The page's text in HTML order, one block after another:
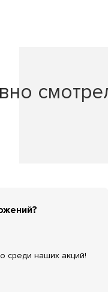
среди наших акций!